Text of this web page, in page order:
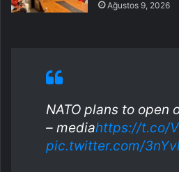
Ağustos 9, 2026
NATO plans to open
– mediahttps://t.co/
pic.twitter.com/